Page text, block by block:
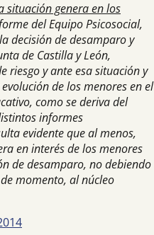
situación genera en los
del Equipo Psicosocial,
decisión de desamparo y
de Castilla y León,
riesgo y ante esa situación y
de los menores en el
como se deriva del
informes
evidente que al menos,
en interés de los menores
de desamparo, no debiendo
momento, al núcleo